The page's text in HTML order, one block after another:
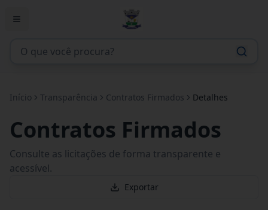
Início Transparência Contratos Firmados Detalhes
Contratos Firmados
Consulte as licitações de forma transparente e
acessível.
Exportar